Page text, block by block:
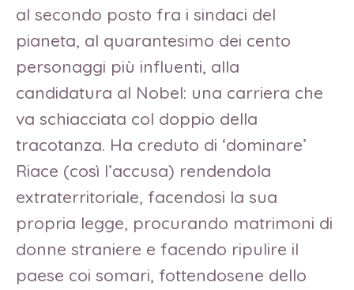
al secondo posto fra i sindaci del
pianeta, al quarantesimo dei cento
personaggi più influenti, alla
candidatura al Nobel: una carriera che
va schiacciata col doppio della
tracotanza. Ha creduto di ‘dominare’
Riace (così l’accusa) rendendola
extraterritoriale, facendosi la sua
propria legge, procurando matrimoni di
donne straniere e facendo ripulire il
paese coi somari, fottendosene dello